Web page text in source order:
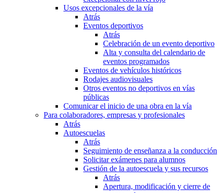
Usos excepcionales de la vía
Atrás
Eventos deportivos
Atrás
Celebración de un evento deportivo
Alta y consulta del calendario de
eventos programados
Eventos de vehículos históricos
Rodajes audiovisuales
Otros eventos no deportivos en vías
públicas
Comunicar el inicio de una obra en la vía
Para colaboradores, empresas y profesionales
Atrás
Autoescuelas
Atrás
Seguimiento de enseñanza a la conducción
Solicitar exámenes para alumnos
Gestión de la autoescuela y sus recursos
Atrás
Apertura, modificación y cierre de